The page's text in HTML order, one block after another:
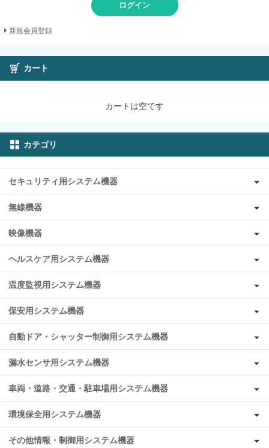
ログイン
新規会員登録
カート
カートは空です
カテゴリ
セキュリティ用システム機器
無線機器
映像機器
ヘルスケア用システム機器
温度監視用システム機器
保安用システム機器
自動ドア・シャッター制御用システム機器
漏水センサ用システム機器
車両・道路・交通・駐車場用システム機器
環境保全用システム機器
その他情報・制御用システム機器